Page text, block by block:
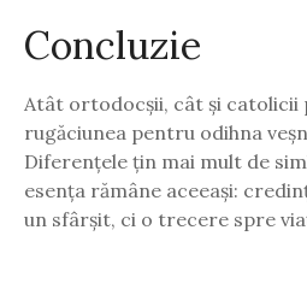
Concluzie
Atât ortodocșii, cât și catolicii
rugăciunea pentru odihna
Diferențele țin mai mult de
esența rămâne aceeași:
un sfârșit, ci o trecere spre